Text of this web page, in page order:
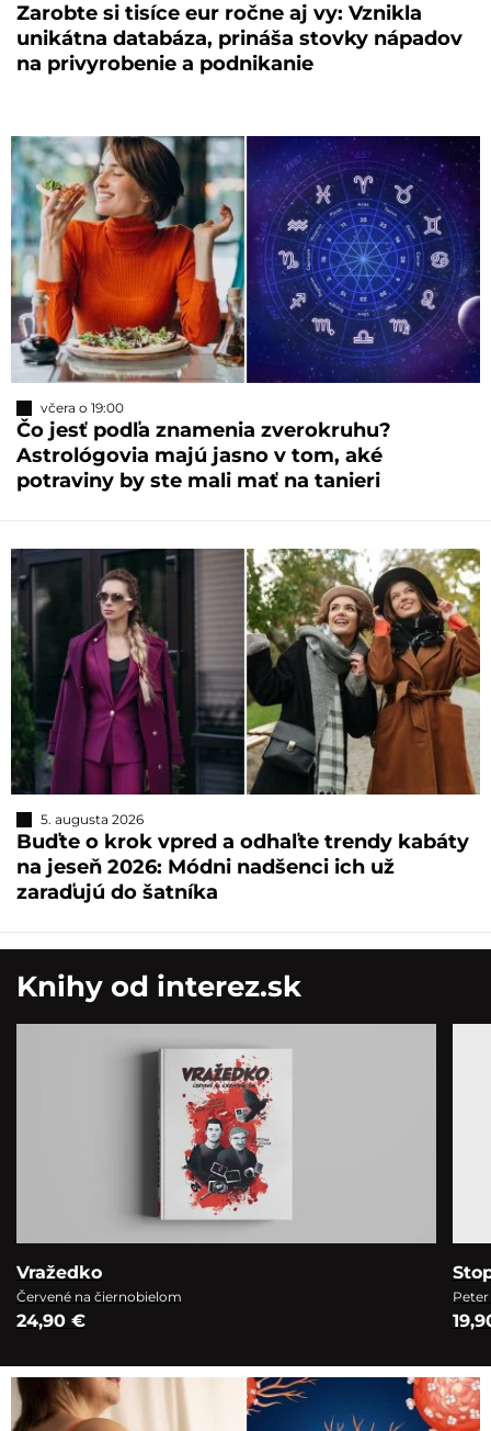
Zarobte si tisíce eur ročne aj vy: Vznikla
unikátna databáza, prináša stovky nápadov
na privyrobenie a podnikanie
včera o 19:00
Čo jesť podľa znamenia zverokruhu?
Astrológovia majú jasno v tom, aké
potraviny by ste mali mať na tanieri
5. augusta 2026
Buďte o krok vpred a odhaľte trendy kabáty
na jeseň 2026: Módni nadšenci ich už
zaraďujú do šatníka
Knihy od interez.sk
Vražedko
Červené na čiernobielom
24,90 €